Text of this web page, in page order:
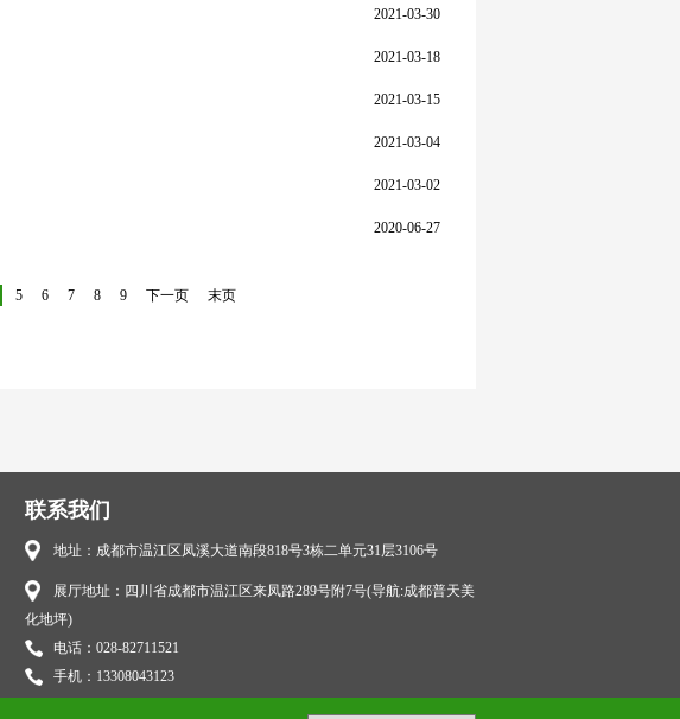
2021-03-30
2021-03-18
2021-03-15
2021-03-04
2021-03-02
2020-06-27
5 6 7 8 9 下一页 末页
联系我们
地址：成都市温江区凤溪大道南段818号3栋二单元31层3106号
展厅地址：四川省成都市温江区来凤路289号附7号(导航:成都普天美
化地坪)
电话：028-82711521
手机：13308043123